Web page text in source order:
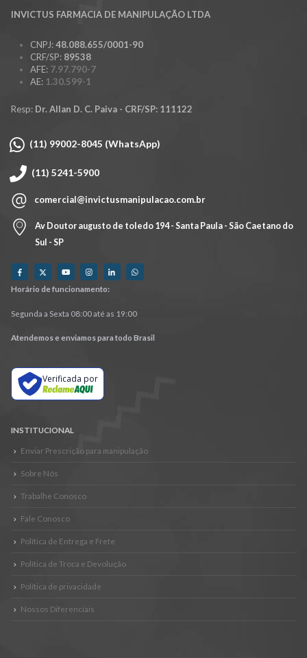
INVICTUS FARMACIA DE MANIPULAÇÃO LTDA
CNPJ:48.088.655/0001-90
CRF/SP: 89538
AFE: 7.97.790-7
AE: 1.30.599-1
Resp: Dr. Allan D. C. Paiva - CRF/SP: 111122
(11) 99002-8045 (WhatsApp)
(11) 5241-5900
comercial@invictusmanipulacao.com.br
Av Doutor augusto de toledo 194 - Santa Paula - São Caetano do
Sul - SP
Horário de funcionamento:
Segunda a Sexta 08:00 até as 19:00
Atendemos e enviamos para todo Brasil
Verificada por
INSTITUCIONAL
Enviar Prescrição para manipulação
Sobre Nós
Trabalhe Conosco
Fale Conosco
Política de Entrega e Frete
Política de Troca e Devolução
Política de privacidade
Nossos Diferenciais